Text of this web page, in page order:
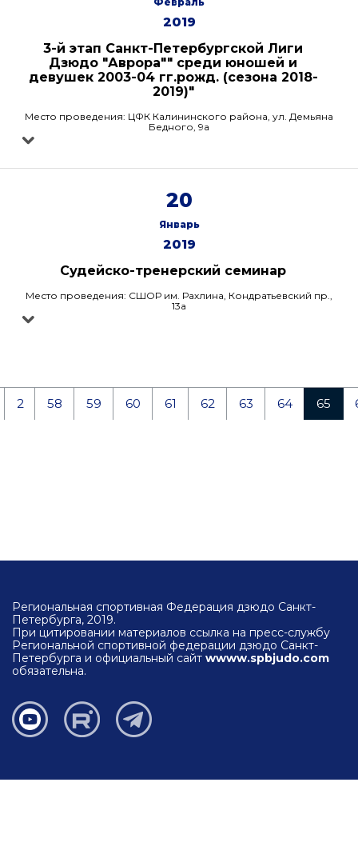
2019
3-й этап Санкт-Петербургской Лиги
Дзюдо "Аврора"" среди юношей и
девушек 2003-04 гг.рожд. (сезона 2018-
2019)"
Место проведения: ЦФК Калининского района, ул. Демьяна
Бедного, 9а
20
Январь
2019
Судейско-тренерский семинар
Место проведения: СШОР им. Рахлина, Кондратьевский пр.,
13а
2 58 59 60 61 62 63 64 65
Региональная спортивная Федерация дзюдо Санкт-
Петербурга, 2019.
При цитировании материалов ссылка на пресс-службу
Региональной спортивной федерации дзюдо Санкт-
Петербурга и официальный сайт wwww.spbjudo.com
обязательна.